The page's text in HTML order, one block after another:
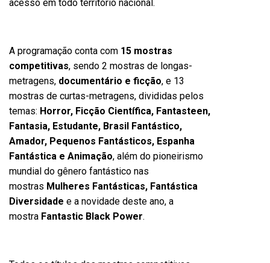
acesso em todo território nacional.
A programação conta com 15 mostras
competitivas, sendo 2 mostras de longas-
metragens, documentário e ficção, e 13
mostras de curtas-metragens, divididas pelos
temas: Horror, Ficção Científica, Fantasteen,
Fantasia, Estudante, Brasil Fantástico,
Amador, Pequenos Fantásticos, Espanha
Fantástica e Animação, além do pioneirismo
mundial do gênero fantástico nas
mostras Mulheres Fantásticas, Fantástica
Diversidade e a novidade deste ano, a
mostra Fantastic Black Power.